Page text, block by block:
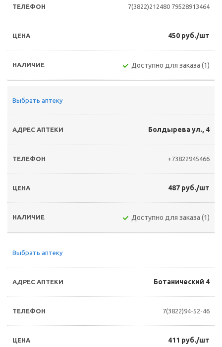
7(3822)212480 79528913464
450 руб./шт
Доступно для заказа (1)
Выбрать аптеку
Болдырева ул., 4
+73822945466
487 руб./шт
Доступно для заказа (1)
Выбрать аптеку
Ботанический 4
7(3822)94-52-46
411 руб./шт